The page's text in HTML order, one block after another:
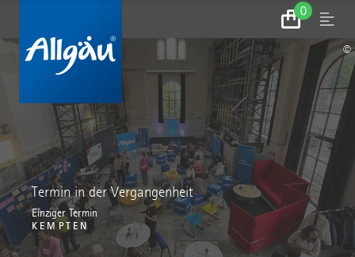
0
Zum
Warenkorb
Menu
Termin in der Vergangenheit
Einziger Termin
KEMPTEN
©